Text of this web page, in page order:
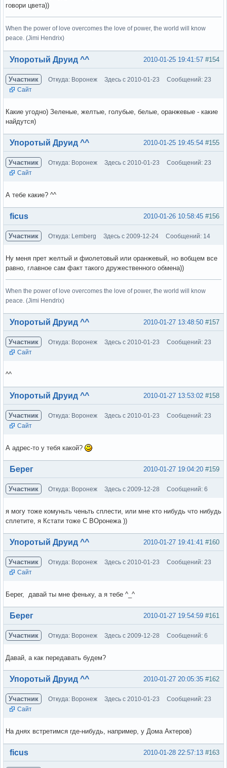
говори цвета))
When the power of love overcomes the love of power, the world will know
peace. (Jimi Hendrix)
Вне форума #154
2010-01-25 19:41:57
Упоротый Друид ^^
Участник Откуда: Воронеж Здесь с 2010-01-23
Сообщений: 23
Сайт
Какие угодно) Зеленые, желтые, голубые, белые, оранжевые - какие
найдутся)
Вне форума #155
2010-01-25 19:45:54
Упоротый Друид ^^
Участник Откуда: Воронеж Здесь с 2010-01-23
Сообщений: 23
Сайт
А тебе какие? ^^
Вне форума #156
2010-01-26 10:58:45
ficus
Участник Откуда: Lemberg Здесь с 2009-12-24 Сообщений: 14
Ну меня прет желтый и фиолетовый или оранжевый, но вобщем все
равно, главное сам факт такого дружественного обмена))
When the power of love overcomes the love of power, the world will know
peace. (Jimi Hendrix)
Вне форума #157
2010-01-27 13:48:50
Упоротый Друид ^^
Участник Откуда: Воронеж Здесь с 2010-01-23
Сообщений: 23
Сайт
^^
Вне форума #158
2010-01-27 13:53:02
Упоротый Друид ^^
Участник Откуда: Воронеж Здесь с 2010-01-23
Сообщений: 23
Сайт
А адрес-то у тебя какой?
Вне форума #159
2010-01-27 19:04:20
Берег
Участник Откуда: Воронеж Здесь с 2009-12-28 Сообщений: 6
я могу тоже комуньть ченьть сплести, или мне кто нибудь что нибудь
сплетите, я Кстати тоже С ВОронежа ))
Вне форума #160
2010-01-27 19:41:41
Упоротый Друид ^^
Участник Откуда: Воронеж Здесь с 2010-01-23
Сообщений: 23
Сайт
Берег, давай ты мне феньку, а я тебе ^_^
Вне форума #161
2010-01-27 19:54:59
Берег
Участник Откуда: Воронеж Здесь с 2009-12-28 Сообщений: 6
Давай, а как передавать будем?
Вне форума #162
2010-01-27 20:05:35
Упоротый Друид ^^
Участник Откуда: Воронеж Здесь с 2010-01-23
Сообщений: 23
Сайт
На днях встретимся где-нибудь, например, у Дома Актеров)
Вне форума #163
2010-01-28 22:57:13
ficus